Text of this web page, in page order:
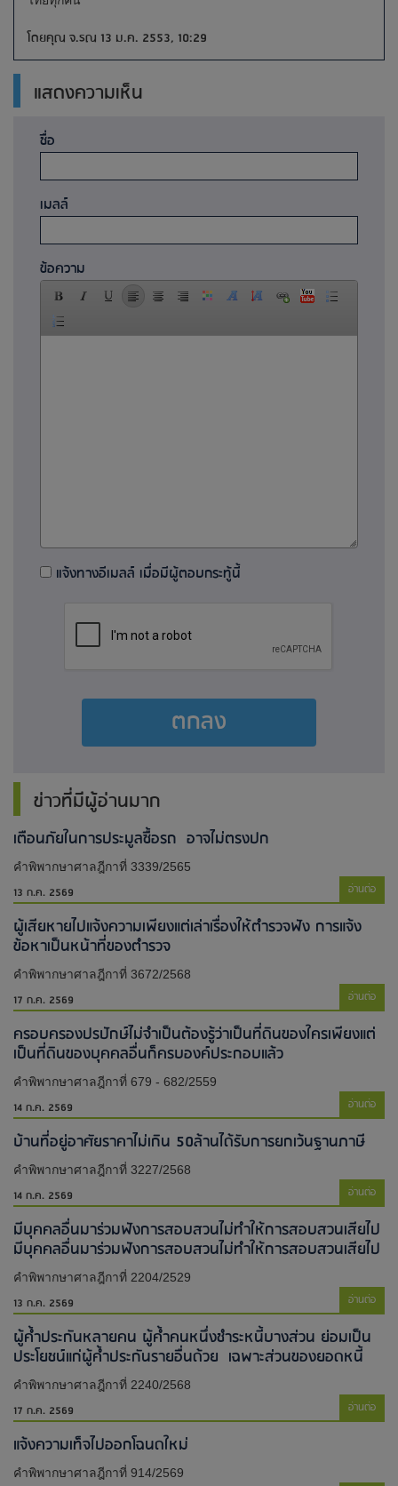
โดยคุณ จ.รณ 13 ม.ค. 2553, 10:29
แสดงความเห็น
ชื่อ
เมลล์
ข้อความ
แจ้งทางอีเมลล์ เมื่อมีผู้ตอบกระทู้นี้
ตกลง
ข่าวที่มีผู้อ่านมาก
เตือนภัยในการประมูลซื้อรถ อาจไม่ตรงปก
คำพิพากษาศาลฎีกาที่ 3339/2565
13 ก.ค. 2569 อ่านต่อ
ผู้เสียหายไปแจ้งความเพียงแต่เล่าเรื่องให้ตำรวจฟัง การแจ้ง
ข้อหาเป็นหน้าที่ของตำรวจ
คำพิพากษาศาลฎีกาที่ 3672/2568
17 ก.ค. 2569 อ่านต่อ
ครอบครองปรปักษ์ไม่จำเป็นต้องรู้ว่าเป็นที่ดินของใครเพียงแต่
เป็นที่ดินของบุคคลอื่นก็ครบองค์ประกอบแล้ว
คำพิพากษาศาลฎีกาที่ 679 - 682/2559
14 ก.ค. 2569 อ่านต่อ
บ้านที่อยู่อาศัยราคาไม่เกิน 50ล้านได้รับการยกเว้นฐานภาษี
คำพิพากษาศาลฎีกาที่ 3227/2568
14 ก.ค. 2569 อ่านต่อ
มีบุคคลอื่นมาร่วมฟังการสอบสวนไม่ทำให้การสอบสวนเสียไป​
มีบุคคลอื่นมาร่วมฟังการสอบสวนไม่ทำให้การสอบสวนเสียไป​
คำพิพากษาศาลฎีกาที่ 2204/2529
13 ก.ค. 2569 อ่านต่อ
ผู้ค้ำประกันหลายคน ผู้ค้ำคนหนึ่งชำระหนี้บางส่วน ย่อมเป็น
ประโยชน์แก่ผู้ค้ำประกันรายอื่นด้วย เฉพาะส่วนของยอดหนี้
คำพิพากษาศาลฎีกาที่ 2240/2568
17 ก.ค. 2569 อ่านต่อ
แจ้งความเท็จไปออกโฉนดใหม่​
คำพิพากษาศาลฎีกาที่ 914/2569